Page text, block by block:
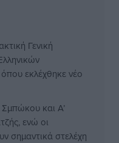
Γενική
εκλέχθηκε νέο
και Α’
ενώ οι
σημαντικά στελέχη